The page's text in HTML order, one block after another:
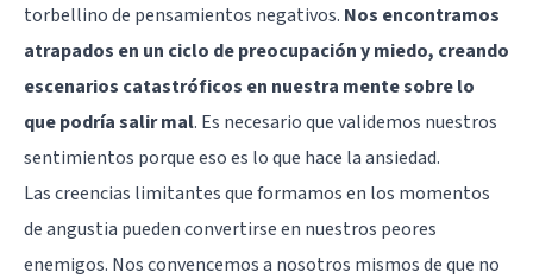
torbellino de pensamientos negativos. Nos encontramos
atrapados en un ciclo de preocupación y miedo, creando
escenarios catastróficos en nuestra mente sobre lo
que podría salir mal. Es necesario que validemos nuestros
sentimientos porque eso es lo que hace la ansiedad.
Las creencias limitantes que formamos en los momentos
de angustia pueden convertirse en nuestros peores
enemigos. Nos convencemos a nosotros mismos de que no